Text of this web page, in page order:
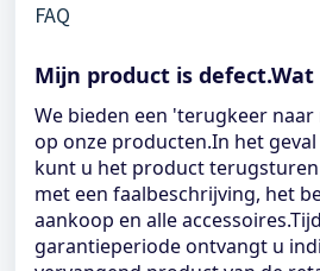
FAQ
Mijn product is
We bieden een 'terugkeer
op onze producten.In het
kunt u het product
met een faalbeschrijving, het
aankoop en alle
garantieperiode ontvangt u